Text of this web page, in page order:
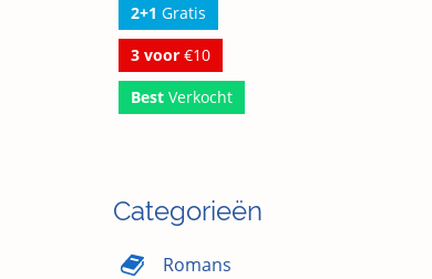
2+1 Gratis
3 voor €10
Best Verkocht
Categorieën
Romans